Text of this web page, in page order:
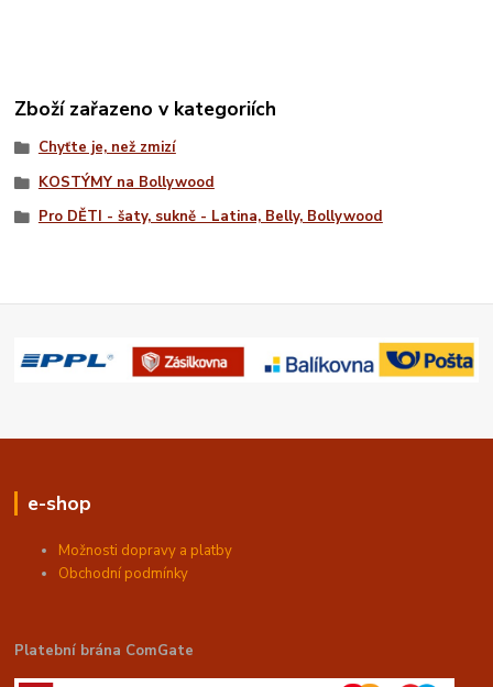
Zboží zařazeno v kategoriích
Chyťte je, než zmizí
KOSTÝMY na Bollywood
Pro DĚTI - šaty, sukně - Latina, Belly, Bollywood
e-shop
Možnosti dopravy a platby
Obchodní podmínky
Platební brána ComGate